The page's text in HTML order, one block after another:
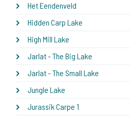
Het Eendenveld
Hidden Carp Lake
High Mill Lake
Jarlat - The Big Lake
Jarlat - The Small Lake
Jungle Lake
Jurassik Carpe 1